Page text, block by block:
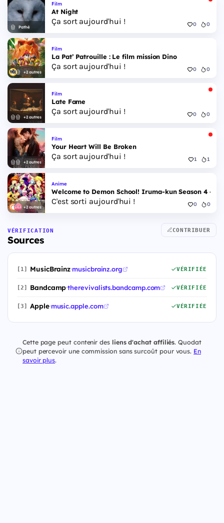
Pathé
Film
At Night
Ça sort aujourd'hui ! 0 0
+2 autres
Film
La Pat’ Patrouille : Le film mission Dino
Ça sort aujourd'hui ! 0 0
+2 autres
Film
Late Fame
Ça sort aujourd'hui ! 0 0
+2 autres
Film
Your Heart Will Be Broken
Ça sort aujourd'hui ! 1 1
+2 autres
Anime
Welcome to Demon School! Iruma-kun Season 4 -
C'est sorti aujourd'hui ! 0 0
VÉRIFICATION
Sources
CONTRIBUER
[1] MusicBrainz·musicbrainz.org VÉRIFIÉE
[2] Bandcamp·therevivalists.bandcamp.com VÉRIFIÉE
[3] Apple·music.apple.com VÉRIFIÉE
Cette page peut contenir des liens d'achat affiliés. Quodat
peut percevoir une commission sans surcoût pour vous. En
savoir plus.